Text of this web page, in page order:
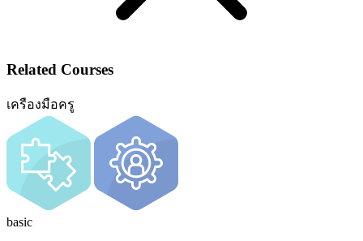
Related Courses
เครืองมือครู
basic